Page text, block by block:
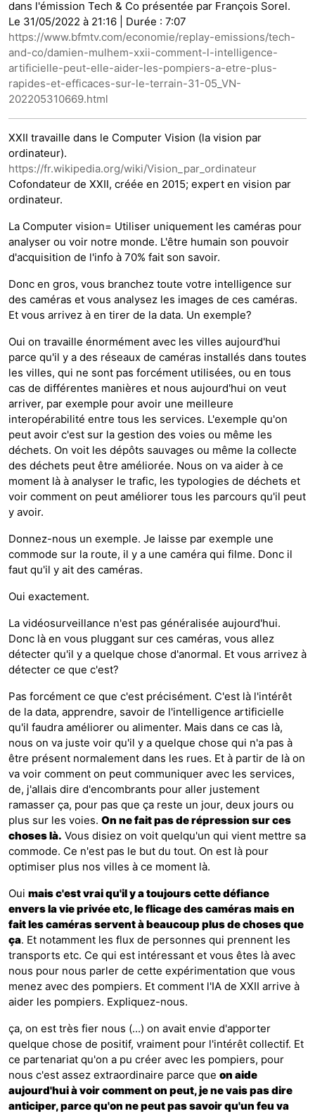
dans l'émission Tech & Co présentée par François Sorel.
Le 31/05/2022 à 21:16 | Durée : 7:07
https://www.bfmtv.com/economie/replay-emissions/tech-
and-co/damien-mulhem-xxii-comment-l-intelligence-
artificielle-peut-elle-aider-les-pompiers-a-etre-plus-
rapides-et-efficaces-sur-le-terrain-31-05_VN-
202205310669.html
XXII travaille dans le Computer Vision (la vision par
ordinateur).
https://fr.wikipedia.org/wiki/Vision_par_ordinateur
Cofondateur de XXII, créée en 2015; expert en vision par
ordinateur.
La Computer vision= Utiliser uniquement les caméras pour
analyser ou voir notre monde. L'être humain son pouvoir
d'acquisition de l'info à 70% fait son savoir.
Donc en gros, vous branchez toute votre intelligence sur
des caméras et vous analysez les images de ces caméras.
Et vous arrivez à en tirer de la data. Un exemple?
Oui on travaille énormément avec les villes aujourd'hui
parce qu'il y a des réseaux de caméras installés dans toutes
les villes, qui ne sont pas forcément utilisées, ou en tous
cas de différentes manières et nous aujourd'hui on veut
arriver, par exemple pour avoir une meilleure
interopérabilité entre tous les services. L'exemple qu'on
peut avoir c'est sur la gestion des voies ou même les
déchets. On voit les dépôts sauvages ou même la collecte
des déchets peut être améliorée. Nous on va aider à ce
moment là à analyser le trafic, les typologies de déchets et
voir comment on peut améliorer tous les parcours qu'il peut
y avoir.
Donnez-nous un exemple. Je laisse par exemple une
commode sur la route, il y a une caméra qui filme. Donc il
faut qu'il y ait des caméras.
Oui exactement.
La vidéosurveillance n'est pas généralisée aujourd'hui.
Donc là en vous pluggant sur ces caméras, vous allez
détecter qu'il y a quelque chose d'anormal. Et vous arrivez à
détecter ce que c'est?
Pas forcément ce que c'est précisément. C'est là l'intérêt
de la data, apprendre, savoir de l'intelligence artificielle
qu'il faudra améliorer ou alimenter. Mais dans ce cas là,
nous on va juste voir qu'il y a quelque chose qui n'a pas à
être présent normalement dans les rues. Et à partir de là on
va voir comment on peut communiquer avec les services,
de, j'allais dire d'encombrants pour aller justement
ramasser ça, pour pas que ça reste un jour, deux jours ou
plus sur les voies. On ne fait pas de répression sur ces
choses là. Vous disiez on voit quelqu'un qui vient mettre sa
commode. Ce n'est pas le but du tout. On est là pour
optimiser plus nos villes à ce moment là.
Oui mais c'est vrai qu'il y a toujours cette défiance
envers la vie privée etc, le flicage des caméras mais en
fait les caméras servent à beaucoup plus de choses que
ça. Et notamment les flux de personnes qui prennent les
transports etc. Ce qui est intéressant et vous êtes là avec
nous pour nous parler de cette expérimentation que vous
menez avec des pompiers. Et comment l'IA de XXII arrive à
aider les pompiers. Expliquez-nous.
ça, on est très fier nous (...) on avait envie d'apporter
quelque chose de positif, vraiment pour l'intérêt collectif. Et
ce partenariat qu'on a pu créer avec les pompiers, pour
nous c'est assez extraordinaire parce que on aide
aujourd'hui à voir comment on peut, je ne vais pas dire
anticiper, parce qu'on ne peut pas savoir qu'un feu va